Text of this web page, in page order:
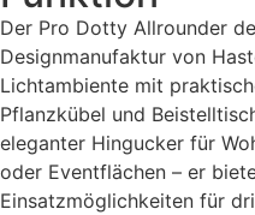
Der Pro Dotty Allrounder
Designmanufaktur von
Lichtambiente mit
Pflanzkübel und
eleganter Hingucker für
oder Eventflächen – er
Einsatzmöglichkeiten für